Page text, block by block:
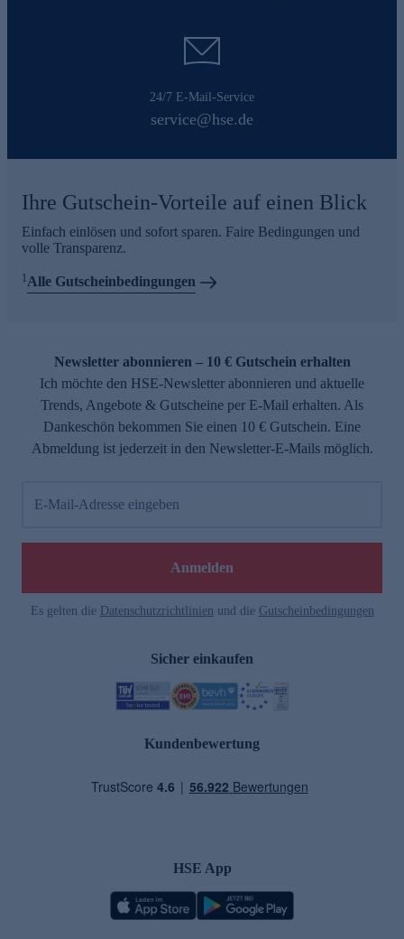
24/7 E-Mail-Service
service@hse.de
Ihre Gutschein-Vorteile auf einen Blick
Einfach einlösen und sofort sparen. Faire Bedingungen und
volle Transparenz.
1Alle Gutscheinbedingungen
Newsletter abonnieren – 10 € Gutschein erhalten
Ich möchte den HSE-Newsletter abonnieren und aktuelle
Trends, Angebote & Gutscheine per E-Mail erhalten. Als
Dankeschön bekommen Sie einen 10 € Gutschein. Eine
Abmeldung ist jederzeit in den Newsletter-E-Mails möglich.
E-Mail-Adresse eingeben
Anmelden
Es gelten die Datenschutzrichtlinien und die Gutscheinbedingungen
Sicher einkaufen
Kundenbewertung
HSE App